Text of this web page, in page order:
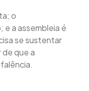
o
e a assembleia é
se sustentar
que a